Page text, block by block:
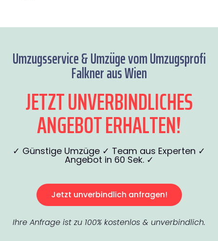
Umzugsservice & Umzüge vom Umzugsprofi
Falkner aus Wien
JETZT UNVERBINDLICHES
ANGEBOT ERHALTEN!
✓ Günstige Umzüge ✓ Team aus Experten ✓
Angebot in 60 Sek. ✓
Jetzt unverbindlich anfragen!
Ihre Anfrage ist zu 100% kostenlos & unverbindlich.